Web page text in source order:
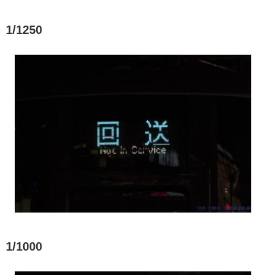
1/1250
1/1000